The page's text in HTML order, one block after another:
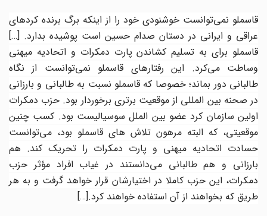
قاسملو نمی‌توانست خوشنودی خود را از اینکه برگ برنده کردهای
عراقی و ایرانی در دستان صدام حسین است پوشیده بدارد.[…]
قاسملو برای به تسلیم کشاندن پارت دمکرات و اتحادیه میهنی
وساطت می‌کرد. این رفتارهای قاسملو نمی‌توانست از نگاه
طالبانی دور بماند؛ خصوصا که قاسملو نسبت به طالبانی و بارزانی
در صحنه بین المللی از موقعیت برتری برخوردار بود. حزب دمکرات
اولین سازمان کرد عضو بین الملل سوسیالیست بود. کسب چنین
موقعیتی، که البته مرهون تلاش های قاسملو بود، می‌توانست
حسادت اتحادیه میهنی و پارت دمکرات را تحریک کند. هم
بارزانی و هم طالبانی می‌دانستند در غیاب افراد مؤثر حزب
دمکرات، این حزب کاملا در اختیارشان قرار خواهد گرفت و به هر
طریق که بخواهند از آن استفاده خواهند کرد.[…]